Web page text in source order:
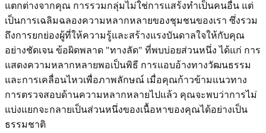
แตกต่างจากคุณ การรวมกลุ่มไม่ใช่การแสร้งทำเป็นคนอื่น แต่
เป็นการเฉลิมฉลองความหลากหลายของชุมชนของเรา ซึ่งรวม
ถึงการยกย่องผู้ที่ให้ความรู้และสร้างแรงบันดาลใจให้กับคุณ
อย่างชัดเจน ข้อผิดพลาด "ทางลัด" ที่พบบ่อยส่วนหนึ่ง ได้แก่ การ
แสดงความหลากหลายพอเป็นพิธี การแอบอ้างทางวัฒนธรรม
และการเคลื่อนไหวเพื่อภาพลักษณ์ เมื่อคุณก้าวข้ามแนวทาง
การตรวจสอบด้านความหลากหลายไปแล้ว คุณจะพบว่าการไม่
แบ่งแยกจะกลายเป็นส่วนหนึ่งของเนื้อหาของคุณได้อย่างเป็น
ธรรมชาติ